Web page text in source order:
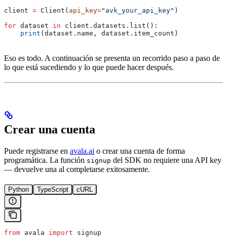
client = Client( api_key="avk_your_api_key" )
for dataset in client.datasets.list():
    print
(dataset.name, dataset.item_count)
Eso es todo. A continuación se presenta un recorrido paso a paso de
lo que está sucediendo y lo que puede hacer después.
Crear una cuenta
Puede registrarse en avala.ai o crear una cuenta de forma
programática. La función signup del SDK no requiere una API key
— devuelve una al completarse exitosamente.
Python TypeScript cURL
from avala import signup